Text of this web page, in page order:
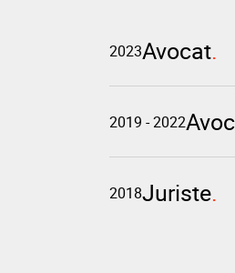
2023Avocat
2019 - 2022
2018Juriste